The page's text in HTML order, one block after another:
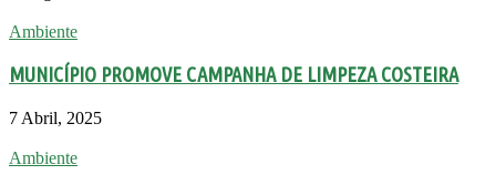
Ambiente
MUNICÍPIO PROMOVE CAMPANHA DE LIMPEZA COSTEIRA
7 Abril, 2025
Ambiente